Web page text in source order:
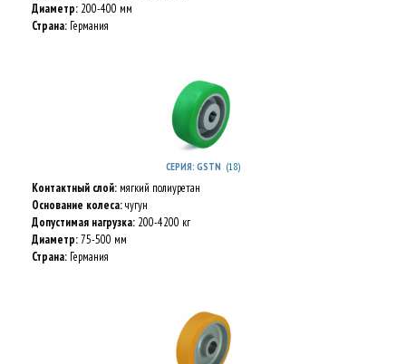
Диаметр: 200-400 мм
Страна: Германия
СЕРИЯ: GSTN (18)
Контактный слой: мягкий полиуретан
Основание колеса:чугун
Допустимая нагрузка: 200-4200 кг
Диаметр:75-500 мм
Страна: Германия